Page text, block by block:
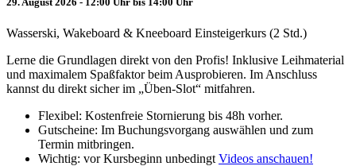
Wasserski, Wakeboard & Kneeboard Einsteigerkurs (2 Std.)
Lerne die Grundlagen direkt von den Profis! Inklusive Leihmaterial
und maximalem Spaßfaktor beim Ausprobieren. Im Anschluss
kannst du direkt sicher im „Üben-Slot“ mitfahren.
Flexibel: Kostenfreie Stornierung bis 48h vorher.
Gutscheine: Im Buchungsvorgang auswählen und zum
Termin mitbringen.
Wichtig: vor Kursbeginn unbedingt Videos anschauen!